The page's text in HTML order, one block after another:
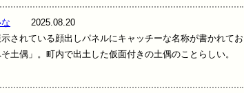
2025.08.20
されている顔出しパネルにキャッチーな名称が書かれてお
土偶」。町内で出土した仮面付きの土偶のことらしい。